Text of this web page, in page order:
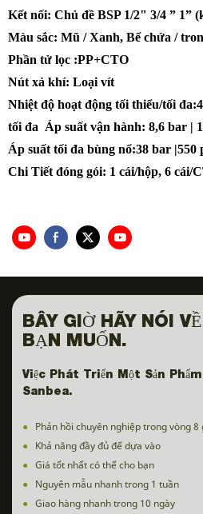
Kết nối: Chủ đề BSP 1/2" 3/4 ” 1”
Màu sắc: Mũ / Xanh, Bể chứa /
Phần tử lọc :PP+CTO
Nút xả khí: Loại vít
Nhiệt độ hoạt động tối thiểu/tối
tối đa Áp suất vận hành: 8,6 bar |
Áp suất tối đa bùng nổ:38 bar |550
Chi Tiết đóng gói: 1 cái/hộp, 6
BÂY GIỜ HÃY NÓI
BẠN MUỐN.
Việc Phát Triển Một Sản
Sanbea.
● Phản hồi chuyên nghiệp trong vòng 8
● Khả năng đầy đủ để dựa vào
● Giá tốt nhất có thể cho bạn
● Nguyên mẫu nhanh trong 1 tuần
● Giao hàng nhanh trong 10 ngày